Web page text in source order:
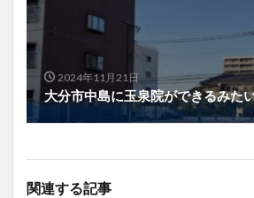
2024年11月21日
大分市中島に玉泉院ができるみた
関連する記事